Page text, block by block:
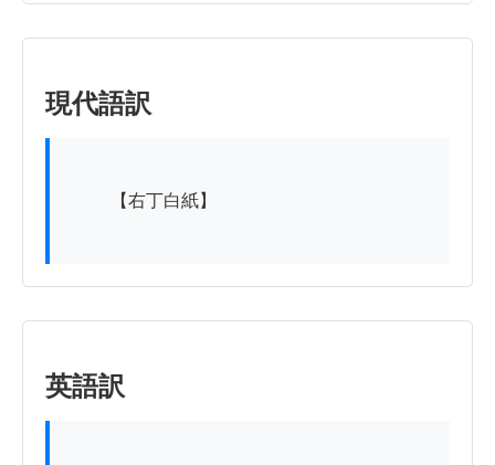
現代語訳
英語訳